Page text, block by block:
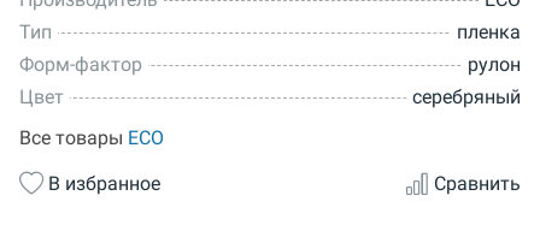
Тип
пленка
Форм-фактор
рулон
Цвет
серебряный
Все товары ECO
В избранное
Сравнить